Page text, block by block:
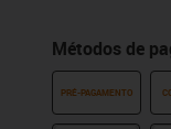
Métodos de
PRÉ-PAGAMENTO